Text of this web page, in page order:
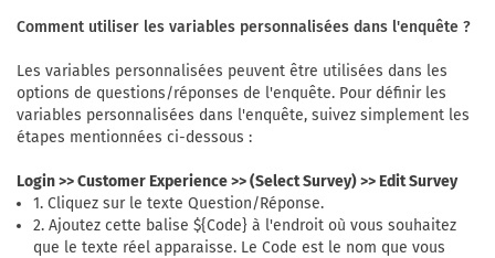
Comment utiliser les variables personnalisées dans l'enquête ?
Les variables personnalisées peuvent être utilisées dans les
options de questions/réponses de l'enquête. Pour définir les
variables personnalisées dans l'enquête, suivez simplement les
étapes mentionnées ci-dessous :
Login >> Customer Experience >> (Select Survey) >> Edit Survey
1. Cliquez sur le texte Question/Réponse.
2. Ajoutez cette balise ${Code} à l'endroit où vous souhaitez
que le texte réel apparaisse. Le Code est le nom que vous